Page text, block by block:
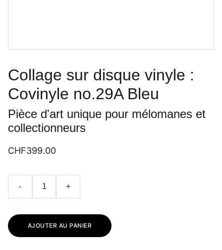
Collage sur disque vinyle :
Covinyle no.29A Bleu
Pièce d'art unique pour mélomanes et
collectionneurs
CHF399.00
- +
AJOUTER AU PANIER